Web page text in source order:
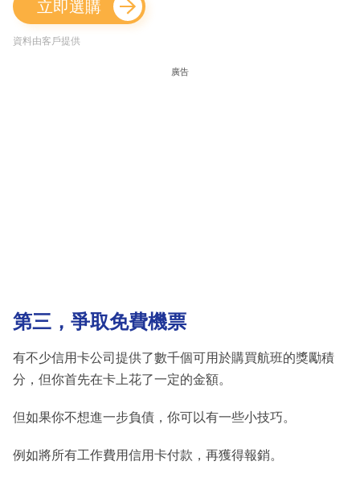
立即選購
資料由客戶提供
廣告
第三，爭取免費機票
有不少信用卡公司提供了數千個可用於購買航班的獎勵積
分，但你首先在卡上花了一定的金額。
但如果你不想進一步負債，你可以有一些小技巧。
例如將所有工作費用信用卡付款，再獲得報銷。